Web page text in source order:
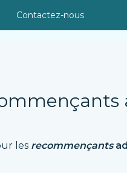
Contactez-nous
les recommençants